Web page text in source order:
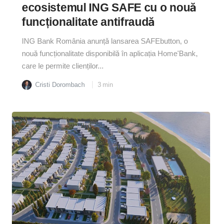
ecosistemul ING SAFE cu o nouă
funcționalitate antifraudă
ING Bank România anunță lansarea SAFEbutton, o
nouă funcționalitate disponibilă în aplicația Home'Bank,
care le permite clienților...
Cristi Dorombach 3 min